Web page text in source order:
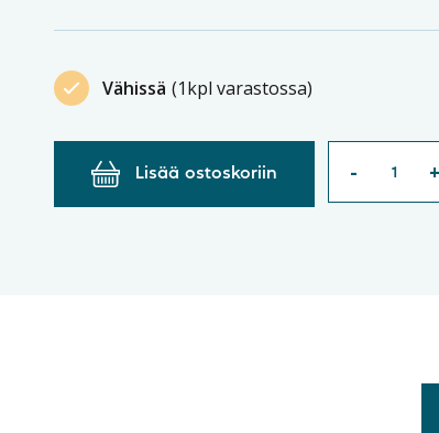
Vähissä (1kpl varastossa)
Lisää ostoskoriin